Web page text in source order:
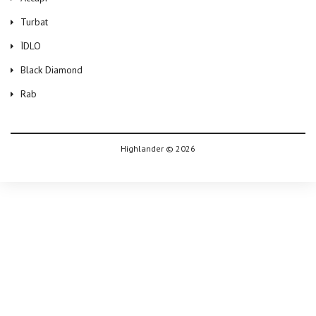
Turbat
ЇDLO
Black Diamond
Rab
Highlander © 2026